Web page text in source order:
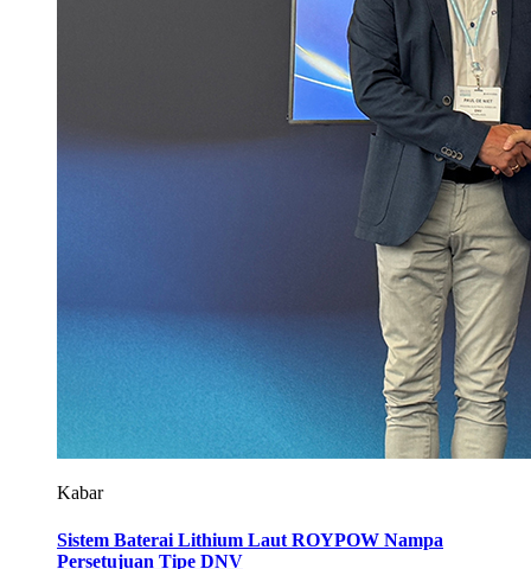
Kabar
Sistem Baterai Lithium Laut ROYPOW Nampa
Persetujuan Tipe DNV